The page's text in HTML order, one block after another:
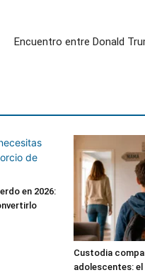
Encuentro entre Donald
en 2026:
Custodia
adolescentes: